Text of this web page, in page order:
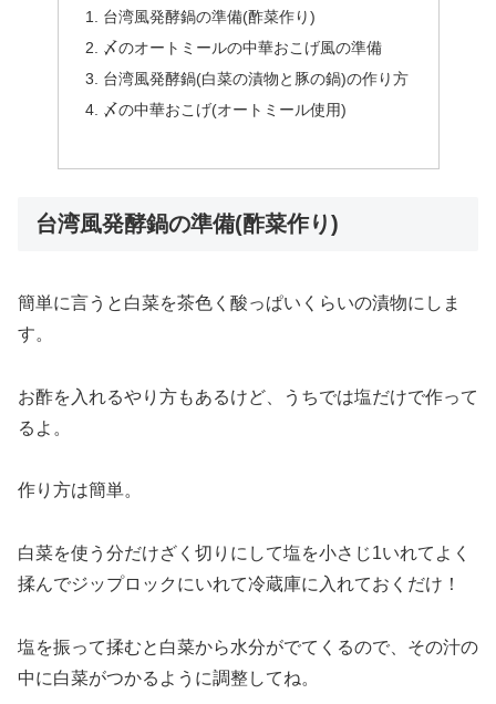
台湾風発酵鍋の準備(酢菜作り)
〆のオートミールの中華おこげ風の準備
台湾風発酵鍋(白菜の漬物と豚の鍋)の作り方
〆の中華おこげ(オートミール使用)
台湾風発酵鍋の準備(酢菜作り)
簡単に言うと白菜を茶色く酸っぱいくらいの漬物にしま
す。
お酢を入れるやり方もあるけど、うちでは塩だけで作って
るよ。
作り方は簡単。
白菜を使う分だけざく切りにして塩を小さじ1いれてよく
揉んでジップロックにいれて冷蔵庫に入れておくだけ！
塩を振って揉むと白菜から水分がでてくるので、その汁の
中に白菜がつかるように調整してね。